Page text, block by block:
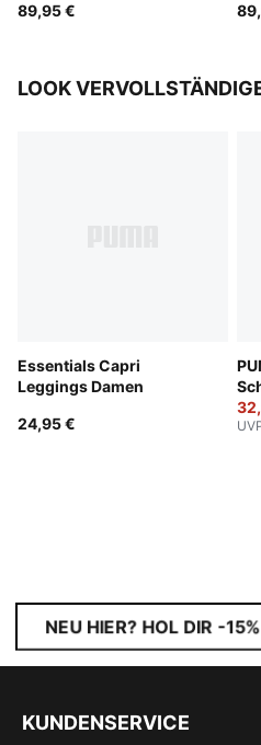
89,95 €
LOOK
Essentials Capri
Leggings Damen
24,95 €
NEU HIER? HOL DIR -15%
KUNDENSERVICE